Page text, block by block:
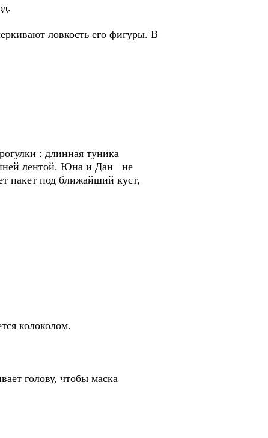
ловкость его фигуры. В
: длинная туника
лентой. Юна и Дан не
пакет под ближайший куст,
колоколом.
голову, чтобы маска